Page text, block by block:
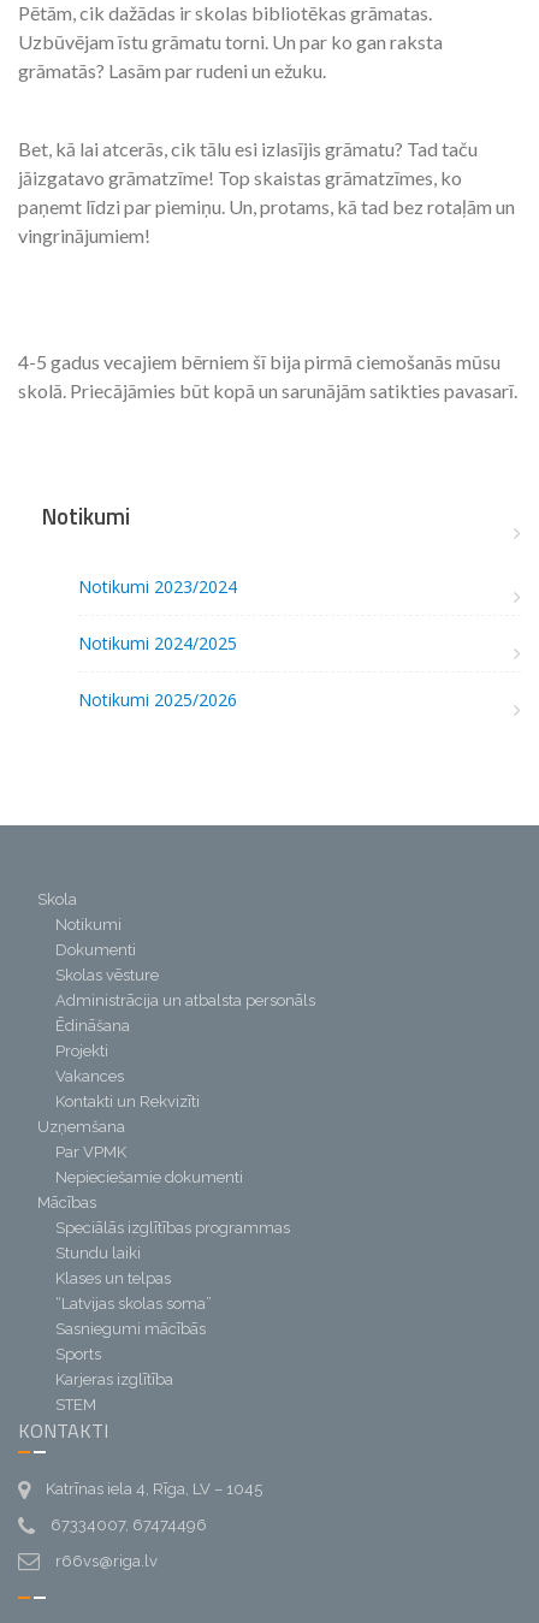
Pētām, cik dažādas ir skolas bibliotēkas grāmatas.
Uzbūvējam īstu grāmatu torni. Un par ko gan raksta
grāmatās? Lasām par rudeni un ežuku.
Bet, kā lai atcerās, cik tālu esi izlasījis grāmatu? Tad taču
jāizgatavo grāmatzīme! Top skaistas grāmatzīmes, ko
paņemt līdzi par piemiņu. Un, protams, kā tad bez rotaļām un
vingrinājumiem!
4-5 gadus vecajiem bērniem šī bija pirmā ciemošanās mūsu
skolā. Priecājāmies būt kopā un sarunājām satikties pavasarī.
Notikumi
Notikumi 2023/2024
Notikumi 2024/2025
Notikumi 2025/2026
Skola
Notikumi
Dokumenti
Skolas vēsture
Administrācija un atbalsta personāls
Ēdināšana
Projekti
Vakances
Kontakti un Rekvizīti
Uzņemšana
Par VPMK
Nepieciešamie dokumenti
Mācības
Speciālās izglītības programmas
Stundu laiki
Klases un telpas
“Latvijas skolas soma”
Sasniegumi mācībās
Sports
Karjeras izglītība
STEM
KONTAKTI
Katrīnas iela 4, Rīga, LV – 1045
67334007, 67474496
r66vs@riga.lv